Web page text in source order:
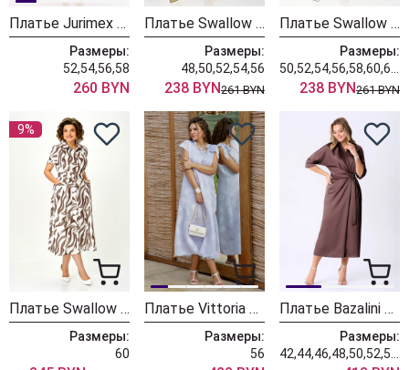
Платье Jurimex West 3533
Размеры:
52,54,56,58
260 BYN
Платье Swallow 858-3 бежевый+принт белые цветы
Размеры:
48,50,52,54,56
238 BYN261 BYN
Платье Swallow 827-13 молочный+принт пионы
Размеры:
238 BYN261 BYN
9%
Платье Swallow 844-10 молочный+принт разводы
Размеры:
60
Платье Vittoria Queen 28253 лавандовый
Размеры:
56
Платье Bazalini 5116 шоколадный
Размеры: